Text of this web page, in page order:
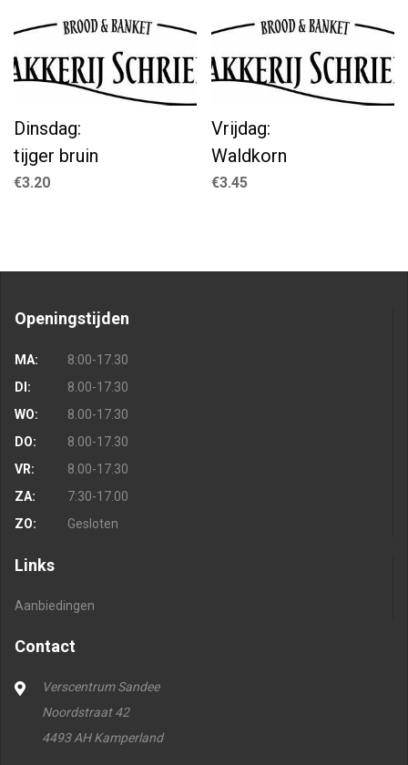
Dinsdag:
tijger bruin
€3.20
Vrijdag:
Waldkorn
€3.45
Openingstijden
MA:
8:00-17.30
DI:
8.00-17.30
WO:
8.00-17.30
DO:
8.00-17.30
VR:
8.00-17.30
ZA:
7:30-17.00
ZO:
Gesloten
Links
Aanbiedingen
Contact
Verscentrum Sandee
Noordstraat 42
4493 AH Kamperland